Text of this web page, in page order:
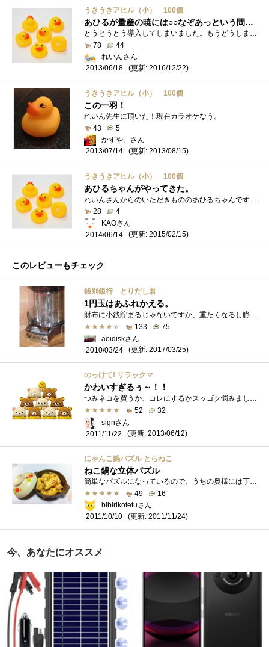
うきうきアヒル（小） 100個
あひるが量産の暁には○○なぞあっという間に叩いてみせるわ
とうとうとう導入してしまいました。もうどうしましょ。使用例はこちらの最後のほうに掲載されています
78
44
れいんさん
2013/06/18
(更新: 2016/12/22)
うきうきアヒル（小） 100個
この一羽！
れいん先生に頂いた！現在カラオケなう。
43
5
かずや。さん
2013/07/14
(更新: 2013/08/15)
うきうきアヒル（小） 100個
あひるちゃんがやってきた。
28
4
KAOさん
2014/06/14
(更新: 2015/02/15)
このレビューもチェック
銭別銀行 とりだし君
1円玉はあふれかえる。
財布に小銭貯まるじゃないですか、重たくなるし膨らむしで、選別してくれるというので購入。これが意外にも 重宝しております。間違いなく�...
133
75
aoidiskさん
2010/03/24
(更新: 2017/03/25)
のっけて! リラックマ
かわいすぎるぅ～！！
つみネコを買うか、コレにするかスッゴク悩みました。はじめは、つみネコを買う予定だったんですヨ。ケド、リラックマも見つけて......ネコ、�...
52
32
signさん
2011/11/22
(更新: 2013/06/12)
にゃんこ鍋パズル とらねこ
ねこ鍋な立体パズル
簡単なパズルになっているので、うちの奥様には丁度いい難易度かなぁ(笑)三毛猫バージョンと悩みましたが、茶トラ猫がうちには足りないのでこ...
49
16
bibirikotetuさん
2011/10/10
(更新: 2011/11/24)
今、あなたにオススメ